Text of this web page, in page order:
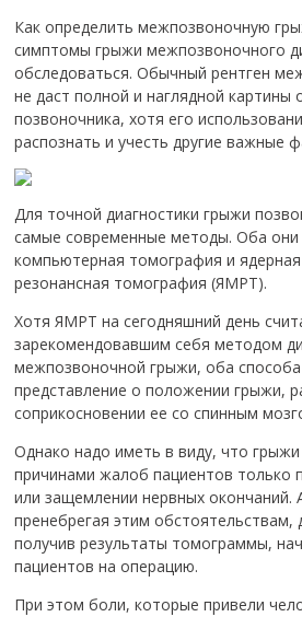
Как определить межпозвоночную
симптомы грыжи межпозвоночного
обследоваться. Обычный рентген
не даст полной и наглядной картины
позвоночника, хотя его
распознать и учесть другие важные
Для точной диагностики грыжи
самые современные методы. Оба
компьютерная томография и
резонансная томография (ЯМРТ).
Хотя ЯМРТ на сегодняшний день
зарекомендовавшим себя методом
межпозвоночной грыжи, оба
представление о положении грыжи,
соприкосновении ее со спинным
Однако надо иметь в виду, что грыжи
причинами жалоб пациентов только
или защемлении нервных окончаний.
пренебрегая этим обстоятельствам,
получив результаты томограммы,
пациентов на операцию.
При этом боли, которые привели